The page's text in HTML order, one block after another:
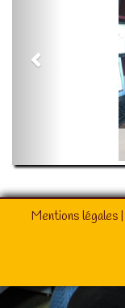
Mentions légales